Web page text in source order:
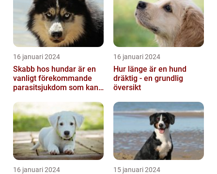
16 januari 2024
Skabb hos hundar är en
vanligt förekommande
parasitsjukdom som kan
och smittsa...
16 januari 2024
Hur länge är en hund
dräktig - en grundlig
översikt
16 januari 2024 15 januari 2024